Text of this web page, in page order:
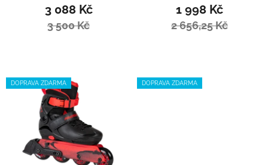
3 088 Kč
3 500 Kč
1 998 Kč
2 656,25 Kč
DOPRAVA ZDARMA DOPRAVA ZDARMA